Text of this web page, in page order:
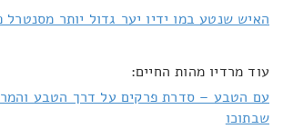
האיש שנטע במו ידיו יער גדול יותר מסנטרל
עוד מרדיו מהות החיים:
עם הטבע – סדרת פרקים על דרך הטבע
שבתוכו